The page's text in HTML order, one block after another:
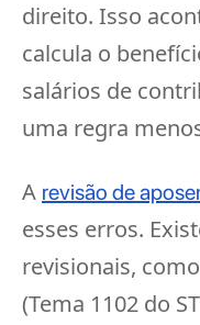
direito. Isso
calcula o
salários de
uma regra
A revisão de
esses erros.
revisionais,
(Tema 1102 do